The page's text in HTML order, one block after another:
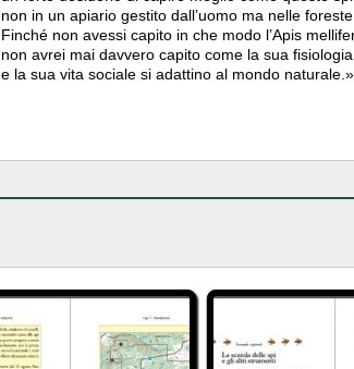
non in un apiario gestito dall’uomo ma nelle
Finché non avessi capito in che modo l’Apis
non avrei mai davvero capito come la sua
e la sua vita sociale si adattino al mondo naturale.»